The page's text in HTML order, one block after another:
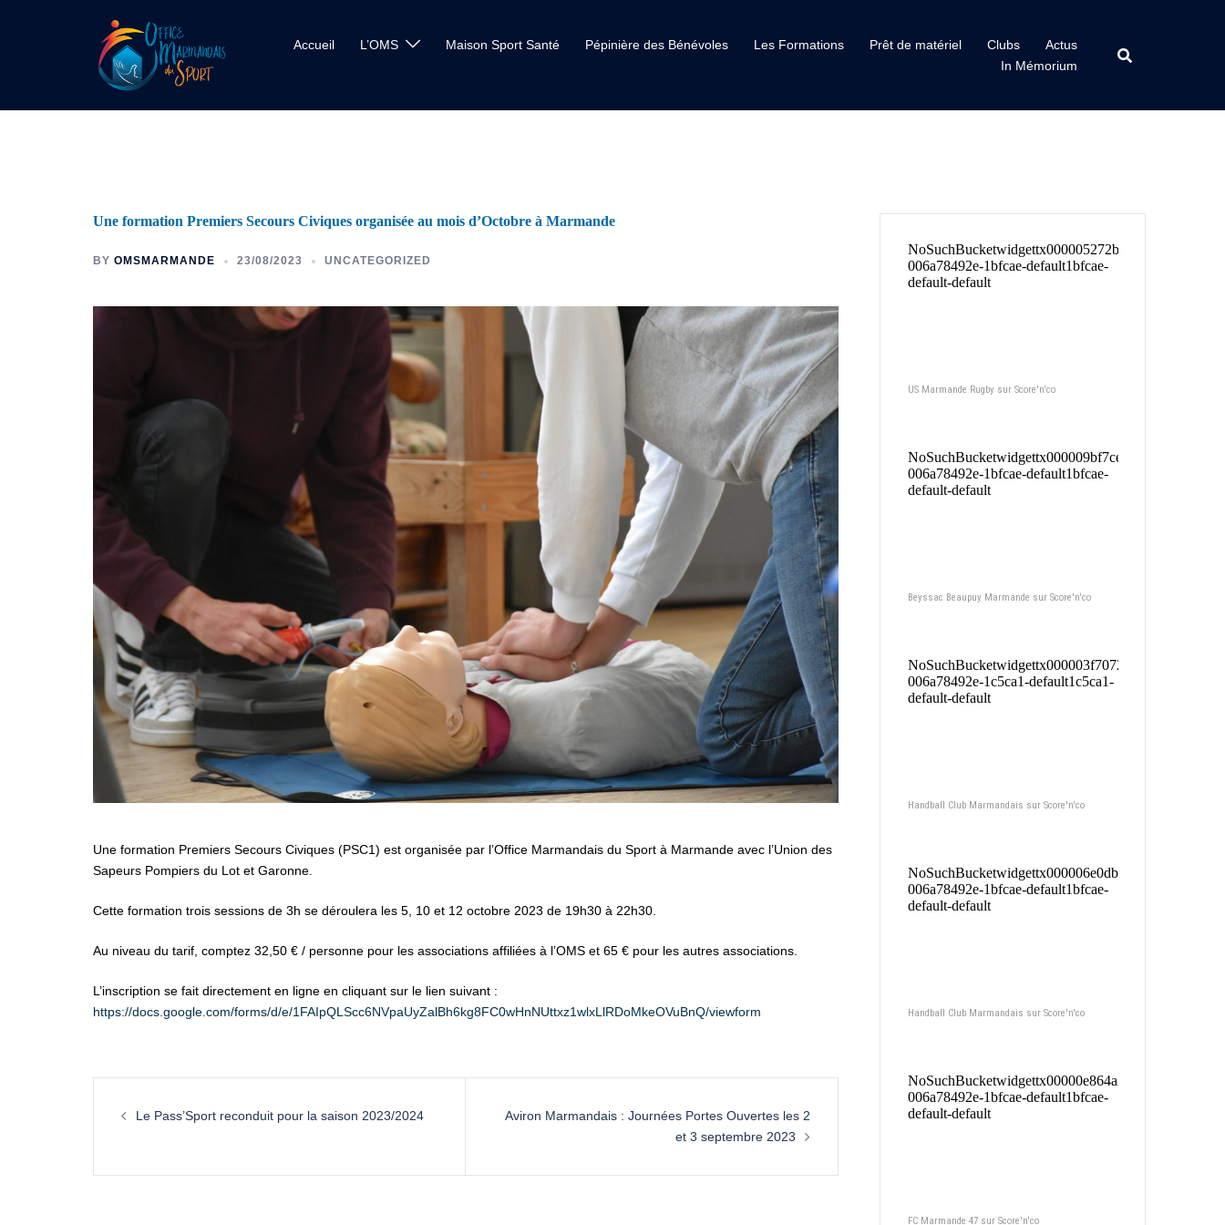
Accueil L’OMS Maison Sport Santé Pépinière des Bénévoles Les Formations Prêt de matériel Clubs
Actus
In Mémorium
Une formation Premiers Secours Civiques organisée au mois d’Octobre à Marmande
BY OMSMARMANDE 23/08/2023 UNCATEGORIZED
Une formation Premiers Secours Civiques (PSC1) est organisée par l’Office Marmandais du Sport à Marmande avec l’Union des
Sapeurs Pompiers du Lot et Garonne.
Cette formation trois sessions de 3h se déroulera les 5, 10 et 12 octobre 2023 de 19h30 à 22h30.
Au niveau du tarif, comptez 32,50 € / personne pour les associations affiliées à l’OMS et 65 € pour les autres associations.
L’inscription se fait directement en ligne en cliquant sur le lien suivant :
https://docs.google.com/forms/d/e/1FAIpQLScc6NVpaUyZalBh6kg8FC0wHnNUttxz1wlxLlRDoMkeOVuBnQ/viewform
Le Pass’Sport reconduit pour la saison 2023/2024
Aviron Marmandais : Journées Portes Ouvertes les 2
et 3 septembre 2023
US Marmande Rugby sur Score'n'co
Beyssac Beaupuy Marmande sur Score'n'co
Handball Club Marmandais sur Score'n'co
Handball Club Marmandais sur Score'n'co
FC Marmande 47 sur Score'n'co